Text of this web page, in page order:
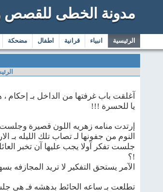
مدونة الخطى للقصص
الرئيسية انبياء قرانية اطفال مضحكة
آغلقت باب غرفتها من الداخل بـ إحكام ،
يا للحسرة !!!
إرتدت منامه زهريه اللون قصيرة
النوم من جفونها لـ تصاب تلك الليله بـ
جلست تفكر آولا يجب عليها آن تخبر
!؟
الآمر يستحق التفكير لا تريد
تطلعت بـ ساعه الحائط بدهشه فـ هى